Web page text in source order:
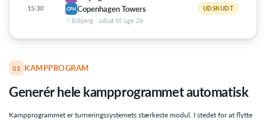
Søllerød Gold Diggers
01 KAMPPROGRAM
Generér hele kampprogrammet automatisk
Kampprogrammet er turneringssystemets stærkeste modul. I stedet for at flytte
15:30 CPH Copenhagen Towers
Esbjerg · udsat til uge 26
UDSKUDT